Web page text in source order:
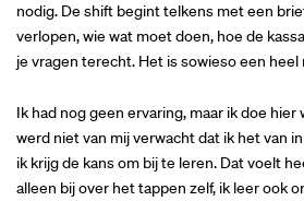
nodig. De shift begint telkens met een
verlopen, wie wat moet doen, hoe de
je vragen terecht. Het is sowieso een
Ik had nog geen ervaring, maar ik doe hier
werd niet van mij verwacht dat ik het van
ik krijg de kans om bij te leren. Dat voelt
alleen bij over het tappen zelf, ik leer ook